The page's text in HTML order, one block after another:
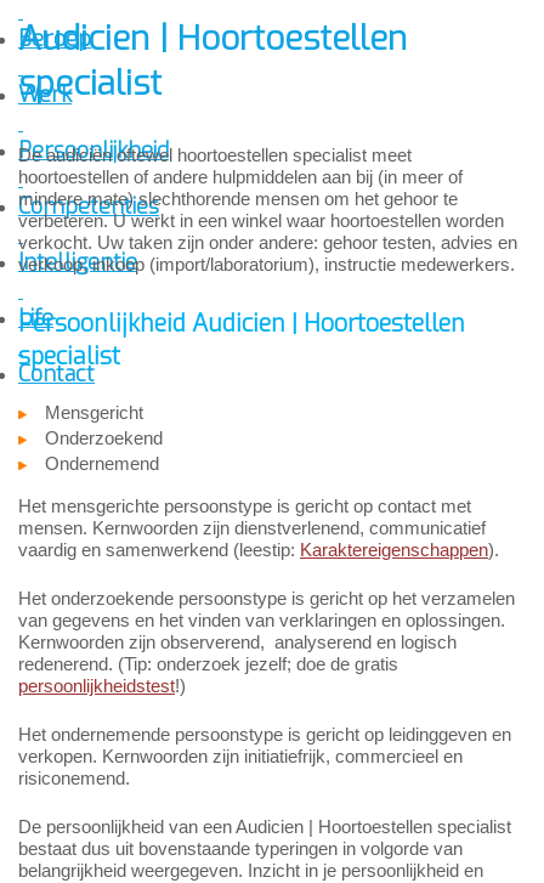
Beroep
Werk
Persoonlijkheid
Competenties
Intelligentie
Life
Contact
Audicien | Hoortoestellen
specialist
De audiciën oftewel hoortoestellen specialist meet
hoortoestellen of andere hulpmiddelen aan bij (in meer of
mindere mate) slechthorende mensen om het gehoor te
verbeteren. U werkt in een winkel waar hoortoestellen worden
verkocht. Uw taken zijn onder andere: gehoor testen, advies en
verkoop, inkoop (import/laboratorium), instructie medewerkers.
Persoonlijkheid Audicien | Hoortoestellen
specialist
Mensgericht
Onderzoekend
Ondernemend
Het mensgerichte persoonstype is gericht op contact met
mensen. Kernwoorden zijn dienstverlenend, communicatief
vaardig en samenwerkend (leestip: Karaktereigenschappen).
Het onderzoekende persoonstype is gericht op het verzamelen
van gegevens en het vinden van verklaringen en oplossingen.
Kernwoorden zijn observerend, analyserend en logisch
redenerend. (Tip: onderzoek jezelf; doe de gratis
persoonlijkheidstest!)
Het ondernemende persoonstype is gericht op leidinggeven en
verkopen. Kernwoorden zijn initiatiefrijk, commercieel en
risiconemend.
De persoonlijkheid van een Audicien | Hoortoestellen specialist
bestaat dus uit bovenstaande typeringen in volgorde van
belangrijkheid weergegeven. Inzicht in je persoonlijkheid en